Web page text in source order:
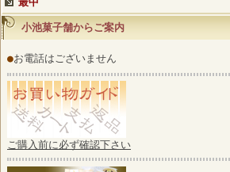
小池菓子舗からご案内
●お電話はございません
ご購入前に必ず確認下さい